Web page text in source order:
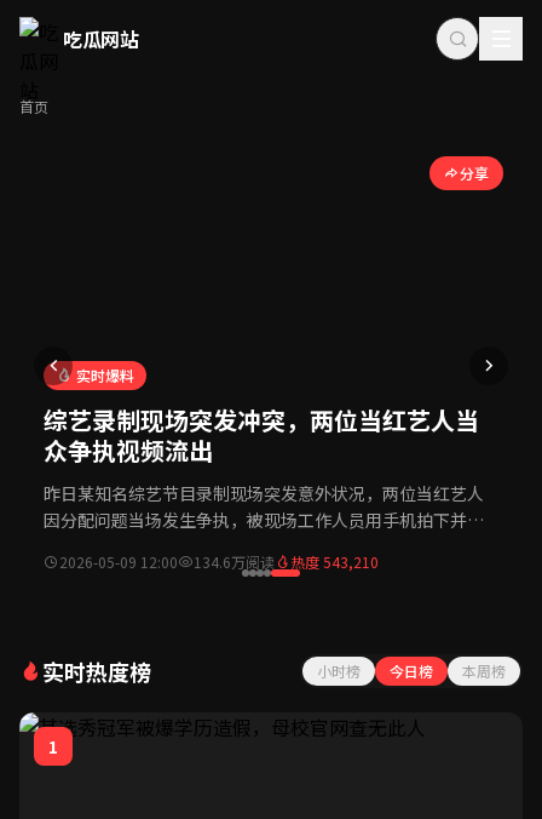
吃瓜网站
吃瓜网站是专注于娱乐八卦爆料的内容聚合平台，汇集了明星
欢迎来到吃瓜网站，这里是吃瓜群众的天堂，吃瓜网站为你带
首页
实时爆料
综艺录制现场突发冲突，两位当红艺人当
众争执视频流出
昨日某知名综艺节目录制现场突发意外状况，两位当红艺人
因分配问题当场发生争执，被现场工作人员用手机拍下并发
2026-05-09 12:00 134.6万阅读 热度 543,210
分享
实时热度榜 小时榜 今日榜 本周榜
1